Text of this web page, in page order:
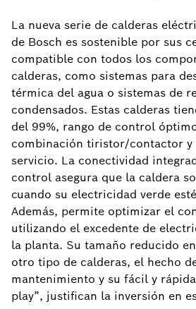
La nueva serie de calderas
de Bosch es sostenible por sus
compatible con todos los
calderas, como sistemas para
térmica del agua o sistemas de
condensados. Estas calderas
del 99%, rango de control
combinación tiristor/contactor y
servicio. La conectividad
control asegura que la caldera
cuando su electricidad verde
Además, permite optimizar el
utilizando el excedente de
la planta. Su tamaño reducido
otro tipo de calderas, el hecho
mantenimiento y su fácil y
play”, justifican la inversión en